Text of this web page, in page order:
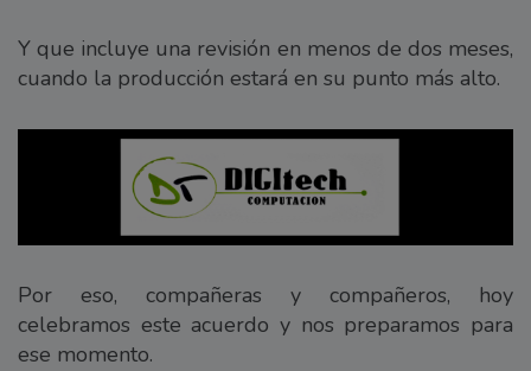
Y que incluye una revisión en menos de dos meses,
cuando la producción estará en su punto más alto.
Por eso, compañeras y compañeros, hoy
celebramos este acuerdo y nos preparamos para
ese momento.